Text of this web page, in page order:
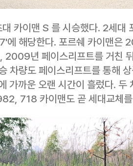
대 카이맨 S 를 시승했다. 2세대
에 해당한다. 포르쉐 카이맨은
2009년 페이스리프트를 거친
차량도 페이스리프트를 통해
가까운 오랜 시간이 흘렀다. 두
718 카이맨도 곧 세대교체